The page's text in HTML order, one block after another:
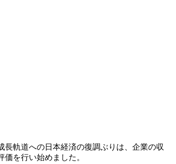
軌道への日本経済の復調ぶりは、企業の収
を行い始めました。